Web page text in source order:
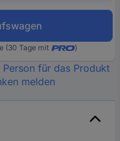
(30 Tage mit )
für das Produkt
melden